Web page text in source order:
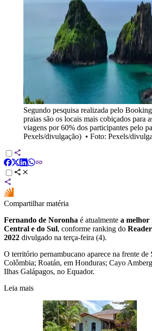
Segundo pesquisa realizada pelo
praias são os locais mais cobiçados para
viagens por 60% dos participantes pelo
Pexels/divulgação) • Foto: Pexels/
Compartilhar matéria
Fernando de Noronha é atualmente a melhor
Central e do Sul, conforme ranking do
2022 divulgado na terça-feira (4).
O território pernambucano aparece na frente de
Colômbia; Roatán, em Honduras; Cayo
Ilhas Galápagos, no Equador.
Leia mais